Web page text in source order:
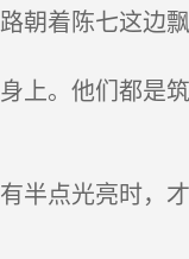
着陈七这边飘
。他们都是
点光亮时，